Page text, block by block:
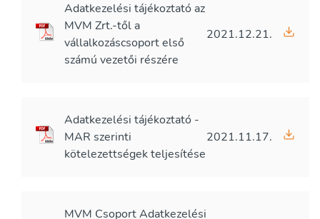
Adatkezelési tájékoztató az
MVM Zrt.-től a
vállalkozáscsoport első
számú vezetői részére
2021.12.21.
Adatkezelési tájékoztató -
MAR szerinti
kötelezettségek teljesítése
2021.11.17.
MVM Csoport Adatkezelési